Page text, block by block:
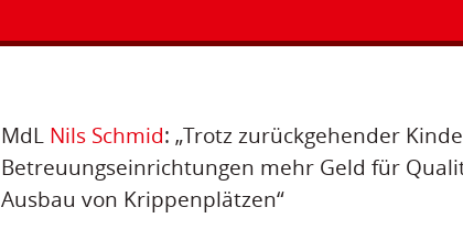
MdL Nils Schmid: „Trotz zurückgehender
Betreuungseinrichtungen mehr Geld für
Ausbau von Krippenplätzen“